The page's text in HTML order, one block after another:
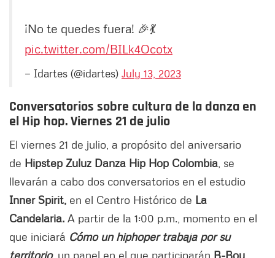
¡No te quedes fuera! 🎉💃
pic.twitter.com/BILk4Ocotx
— Idartes (@idartes) July 13, 2023
Conversatorios sobre cultura de la danza en
el Hip hop.Viernes 21 de julio
El viernes 21 de julio, a propósito del aniversario
de Hipstep Zuluz Danza Hip Hop Colombia , se
llevarán a cabo dos conversatorios en el estudio
Inner Spirit, en el Centro Histórico de La
Candelaria. A partir de la 1:00 p.m., momento en el
que iniciará Cómo un hiphoper trabaja por su
territorio, un panel en el que participarán B-Boy